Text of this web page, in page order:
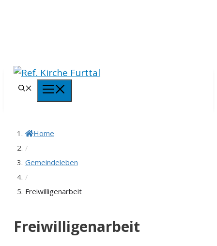
Home
/
Gemeindeleben
/
Freiwilligenarbeit
Freiwilligenarbeit